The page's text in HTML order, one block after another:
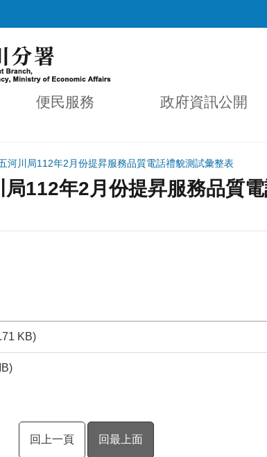
便民服務 政府資訊公開
河川局112年2月份提昇服務品質電話禮貌測試彙整表
112年2月份提昇服務品質
KB)
回上一頁 回最上面